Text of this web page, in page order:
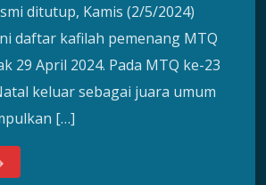
ditutup, Kamis (2/5/2024)
daftar kafilah pemenang MTQ
29 April 2024. Pada MTQ ke-23
keluar sebagai juara umum
[…]